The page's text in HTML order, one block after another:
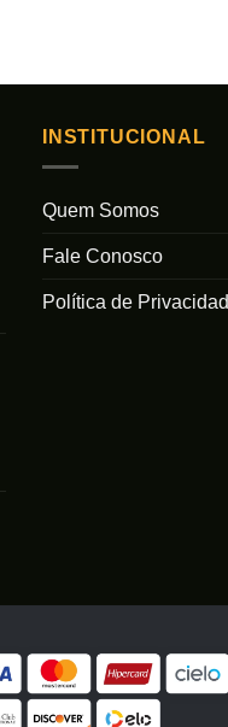
INSTITUCIONAL
Quem Somos
Fale Conosco
Política de